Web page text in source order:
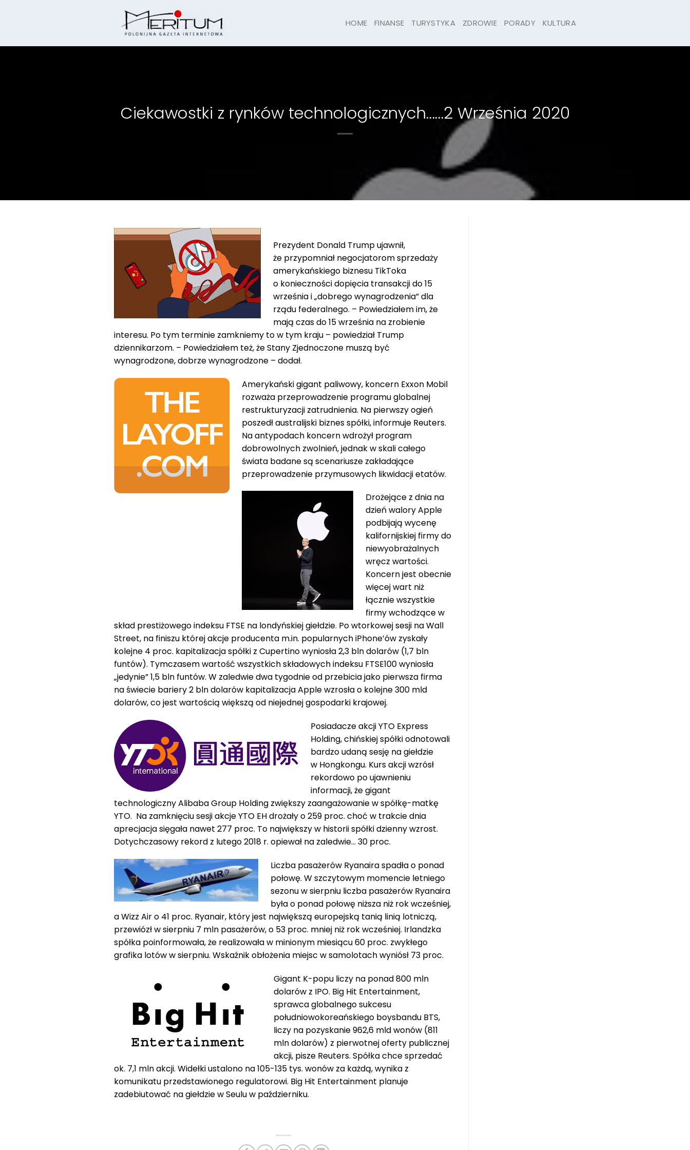
HOME FINANSE TURYSTYKA ZDROWIE PORADY KULTURA
Ciekawostki z rynków technologicznych……2 Września 2020
Prezydent Donald Trump ujawnił,
że przypomniał negocjatorom sprzedaży
amerykańskiego biznesu TikToka
o konieczności dopięcia transakcji do 15
września i „dobrego wynagrodzenia” dla
rządu federalnego. – Powiedziałem im, że
mają czas do 15 września na zrobienie
interesu. Po tym terminie zamkniemy to w tym kraju – powiedział Trump
dziennikarzom. – Powiedziałem też, że Stany Zjednoczone muszą być
wynagrodzone, dobrze wynagrodzone – dodał.
Amerykański gigant paliwowy, koncern Exxon Mobil
rozważa przeprowadzenie programu globalnej
restrukturyzacji zatrudnienia. Na pierwszy ogień
poszedł australijski biznes spółki, informuje Reuters.
Na antypodach koncern wdrożył program
dobrowolnych zwolnień, jednak w skali całego
świata badane są scenariusze zakładające
przeprowadzenie przymusowych likwidacji etatów.
Drożejące z dnia na
dzień walory Apple
podbijają wycenę
kalifornijskiej firmy do
niewyobrażalnych
wręcz wartości.
Koncern jest obecnie
więcej wart niż
łącznie wszystkie
firmy wchodzące w
skład prestiżowego indeksu FTSE na londyńskiej giełdzie. Po wtorkowej sesji na Wall
Street, na finiszu której akcje producenta m.in. popularnych iPhone’ów zyskały
kolejne 4 proc. kapitalizacja spółki z Cupertino wyniosła 2,3 bln dolarów (1,7 bln
funtów). Tymczasem wartość wszystkich składowych indeksu FTSE100 wyniosła
„jedynie” 1,5 bln funtów. W zaledwie dwa tygodnie od przebicia jako pierwsza firma
na świecie bariery 2 bln dolarów kapitalizacja Apple wzrosła o kolejne 300 mld
dolarów, co jest wartością większą od niejednej gospodarki krajowej.
Posiadacze akcji YTO Express
Holding, chińskiej spółki odnotowali
bardzo udaną sesję na giełdzie
w Hongkongu. Kurs akcji wzrósł
rekordowo po ujawnieniu
informacji, że gigant
technologiczny Alibaba Group Holding zwiększy zaangażowanie w spółkę-matkę
YTO. Na zamknięciu sesji akcje YTO EH drożały o 259 proc. choć w trakcie dnia
aprecjacja sięgała nawet 277 proc. To największy w historii spółki dzienny wzrost.
Dotychczasowy rekord z lutego 2018 r. opiewał na zaledwie… 30 proc.
Liczba pasażerów Ryanaira spadła o ponad
połowę. W szczytowym momencie letniego
sezonu w sierpniu liczba pasażerów Ryanaira
była o ponad połowę niższa niż rok wcześniej,
a Wizz Air o 41 proc. Ryanair, który jest największą europejską tanią linią lotniczą,
przewiózł w sierpniu 7 mln pasażerów, o 53 proc. mniej niż rok wcześniej. Irlandzka
spółka poinformowała, że realizowała w minionym miesiącu 60 proc. zwykłego
grafika lotów w sierpniu. Wskaźnik obłożenia miejsc w samolotach wyniósł 73 proc.
Gigant K-popu liczy na ponad 800 mln
dolarów z IPO. Big Hit Entertainment,
sprawca globalnego sukcesu
południowokoreańskiego boysbandu BTS,
liczy na pozyskanie 962,6 mld wonów (811
mln dolarów) z pierwotnej oferty publicznej
akcji, pisze Reuters. Spółka chce sprzedać
ok. 7,1 mln akcji. Widełki ustalono na 105-135 tys. wonów za każdą, wynika z
komunikatu przedstawionego regulatorowi. Big Hit Entertainment planuje
zadebiutować na giełdzie w Seulu w październiku.